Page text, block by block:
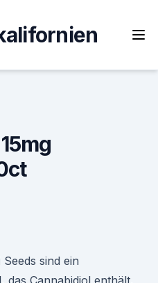
sind ein
das Cannabidiol enthält,